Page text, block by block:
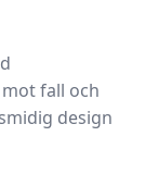
fall och
design